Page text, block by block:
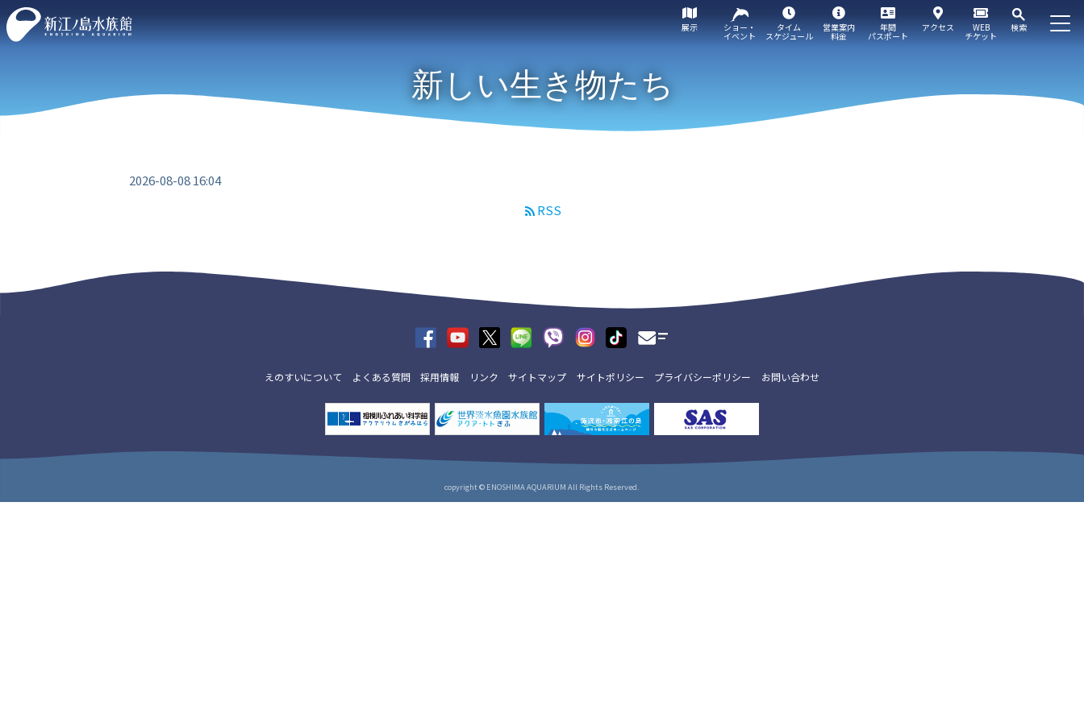
WEB
チケット
検索
展示 ショー・
イベント
タイム
スケジュール
営業案内
料金
年間
パスポート
アクセス
新しい生き物たち
2026-08-08 16:04
RSS
えのすいについて よくある質問 採用情報 リンク サイトマップ サイトポリシー プライバシーポリシー お問い合わせ
copyright © ENOSHIMA AQUARIUM All Rights Reserved.